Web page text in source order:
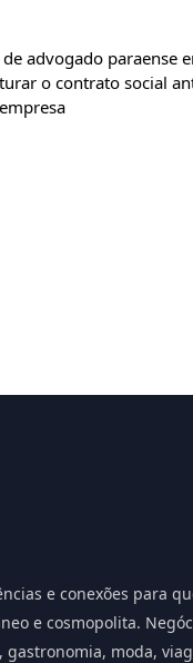
advogado paraense
o contrato social
e conexões para
e cosmopolita.
moda,